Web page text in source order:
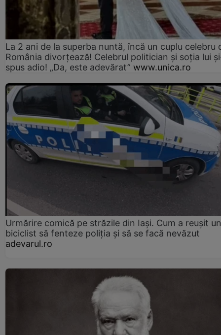
La 2 ani de la superba nuntă, încă un cuplu celebru
România divorțează! Celebrul politician și soția lui
spus adio! „Da, este adevărat” www.unica.ro
Urmărire comică pe străzile din Iași. Cum a reușit un
biciclist să fenteze poliția și să se facă nevăzut
adevarul.ro